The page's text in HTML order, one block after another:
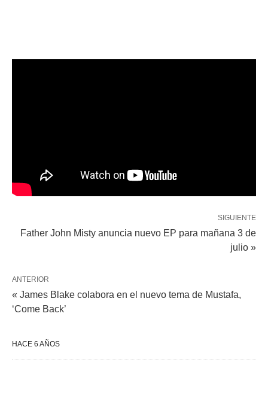
SIGUIENTE
Father John Misty anuncia nuevo EP para mañana 3 de
julio »
ANTERIOR
« James Blake colabora en el nuevo tema de Mustafa,
‘Come Back’
HACE 6 AÑOS